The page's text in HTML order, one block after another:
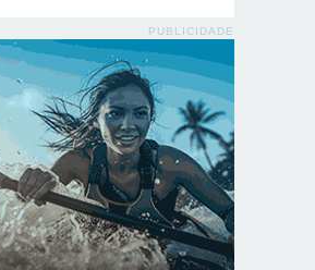
PUBLICIDADE